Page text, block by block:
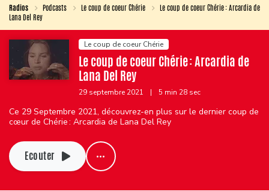
Radios Podcasts Le coup de coeur Chérie
Le coup de coeur Chérie : Arcardia de
Lana Del Rey
Le coup de coeur Chérie
Le coup de coeur Chérie : Arcardia de
Lana Del Rey
29 septembre 2021 | 5 min 28 sec
Ce 29 Septembre 2021, découvrez-en plus sur le dernier coup de
cœur de Chérie : Arcardia de Lana Del Rey
Ecouter